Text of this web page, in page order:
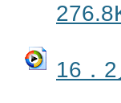
16．